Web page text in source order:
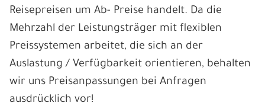
Reisepreisen um Ab- Preise handelt. Da die
Mehrzahl der Leistungsträger mit flexiblen
Preissystemen arbeitet, die sich an der
Auslastung / Verfügbarkeit orientieren, behalten
wir uns Preisanpassungen bei Anfragen
ausdrücklich vor!